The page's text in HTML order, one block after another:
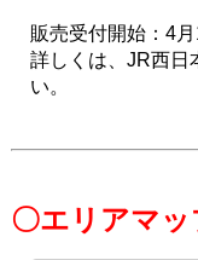
販売受付開始：4
詳しくは、JR西日
い。
〇エリアマッ